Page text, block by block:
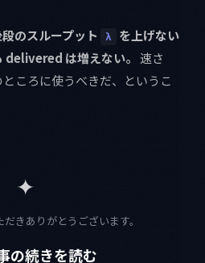
のスループット λ を上げない
delivered は増えない。 速さ
ころに使うべきだ、というこ
✦
きありがとうございます。
の続きを読む